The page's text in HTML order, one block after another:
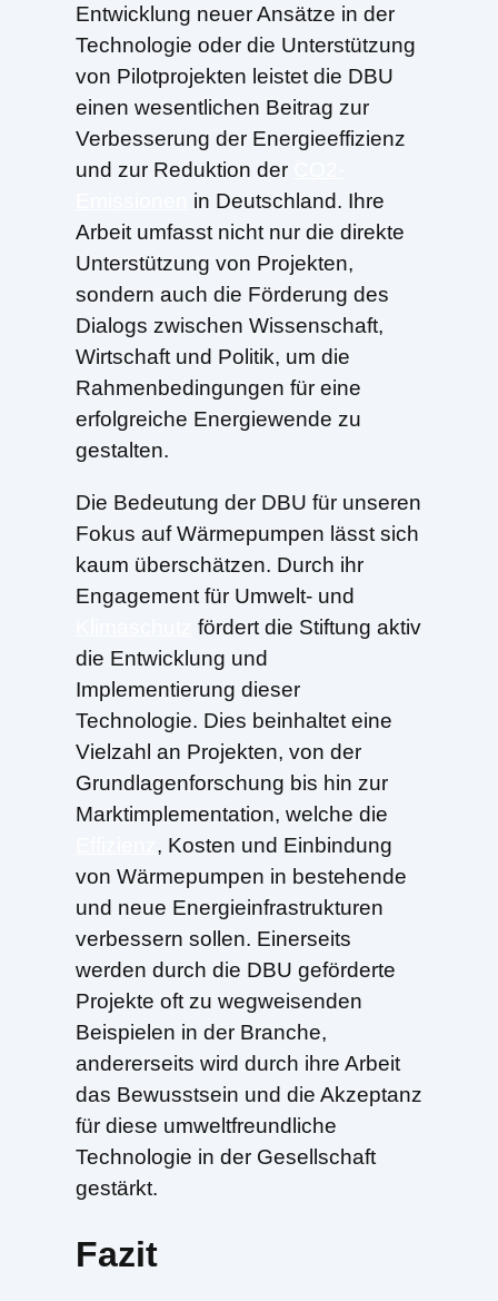
Entwicklung neuer Ansätze in der
Technologie oder die Unterstützung
von Pilotprojekten leistet die DBU
einen wesentlichen Beitrag zur
Verbesserung der Energieeffizienz
und zur Reduktion der
in Deutschland. Ihre
Arbeit umfasst nicht nur die direkte
Unterstützung von Projekten,
sondern auch die Förderung des
Dialogs zwischen Wissenschaft,
Wirtschaft und Politik, um die
Rahmenbedingungen für eine
erfolgreiche Energiewende zu
gestalten.
Die Bedeutung der DBU für unseren
Fokus auf Wärmepumpen lässt sich
kaum überschätzen. Durch ihr
Engagement für Umwelt- und
fördert die Stiftung aktiv
die Entwicklung und
Implementierung dieser
Technologie. Dies beinhaltet eine
Vielzahl an Projekten, von der
Grundlagenforschung bis hin zur
Marktimplementation, welche die
, Kosten und Einbindung
von Wärmepumpen in bestehende
und neue Energieinfrastrukturen
verbessern sollen. Einerseits
werden durch die DBU geförderte
Projekte oft zu wegweisenden
Beispielen in der Branche,
andererseits wird durch ihre Arbeit
das Bewusstsein und die Akzeptanz
für diese umweltfreundliche
Technologie in der Gesellschaft
gestärkt.
Fazit